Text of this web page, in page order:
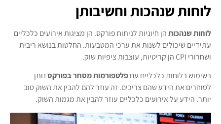
לוחות שנהכות וחשיבותן
לוחות שנהכותהן חיוניות לניתוח פורקס. הן מציגות אירועים כלכליים
עתידיים שיכולים לשנות את ערכי המטבעות. החלטות בנושא ריבית
ושחרורי CPI הן קריטיות, עוצבות ציפיות שוק.
בשימוש בלוחות כלכליים עםפלטפורמות מסחר בפורקסנותן
לסוחרים את הידע שהם צריכים. זה עוזר להם להבין את השוק טוב
יותר. הידע על אירועים כלכליים עוזר להבין את מגמות השוק.